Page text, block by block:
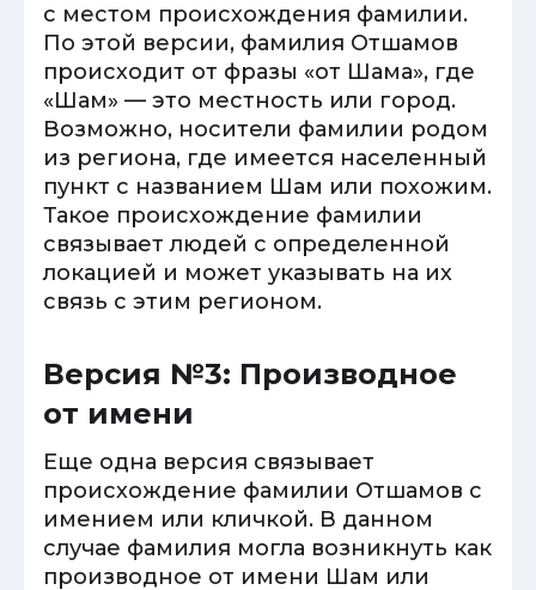
с местом происхождения фамилии.
По этой версии, фамилия Отшамов
происходит от фразы «от Шама», где
«Шам» — это местность или город.
Возможно, носители фамилии родом
из региона, где имеется населенный
пункт с названием Шам или похожим.
Такое происхождение фамилии
связывает людей с определенной
локацией и может указывать на их
связь с этим регионом.
Версия №3: Производное
от имени
Еще одна версия связывает
происхождение фамилии Отшамов с
имением или кличкой. В данном
случае фамилия могла возникнуть как
производное от имени Шам или